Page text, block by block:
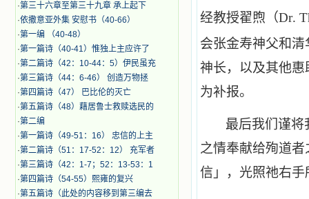
·第三十六章至第三十九章 承上起下
·依撒意亚外集 安慰书（40-66）
·第一编 （40-48）
·第一篇诗（40-41）惟独上主应许了
·第二篇诗（42：10-44：5）伊民虽充
·第三篇诗（44：6-46） 创造万物拯
·第四篇诗（47） 巴比伦的灭亡
·第五篇诗（48）藉居鲁士救赎选民的
·第二编
·第一篇诗（49-51：16） 忠信的上主
·第二篇诗（51：17-52：12） 充军者
·第三篇诗（42：1-7；52：13-53：1
·第四篇诗（54-55）熙雍的复兴
·第五篇诗（此处的内容移到第三编去
经教授翟煦（Dr.
会张金寿神父和
神长，以及其他
为补报。
最后我们谨将
之情奉献给殉道
信」，光照祂右